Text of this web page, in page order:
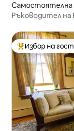
Самостоятелна
Ръководител на
Най-популярен
Избор на